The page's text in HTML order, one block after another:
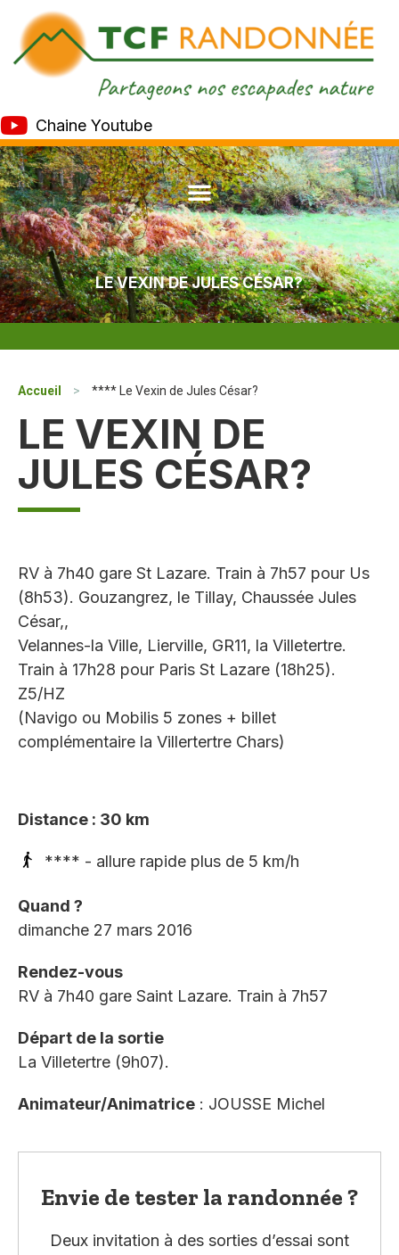
Chaine Youtube
LE VEXIN DE JULES CÉSAR?
Accueil > **** Le Vexin de Jules César?
LE VEXIN DE
JULES CÉSAR?
RV à 7h40 gare St Lazare. Train à 7h57 pour Us
(8h53). Gouzangrez, le Tillay, Chaussée Jules
César,,
Velannes-la Ville, Lierville, GR11, la Villetertre.
Train à 17h28 pour Paris St Lazare (18h25).
Z5/HZ
(Navigo ou Mobilis 5 zones + billet
complémentaire la Villertertre Chars)
Distance : 30 km
**** - allure rapide plus de 5 km/h
Quand ?
dimanche 27 mars 2016
Rendez-vous
RV à 7h40 gare Saint Lazare. Train à 7h57
Départ de la sortie
La Villetertre (9h07).
Animateur/Animatrice : JOUSSE Michel
Envie de tester la randonnée ?
Deux invitation à des sorties d’essai sont